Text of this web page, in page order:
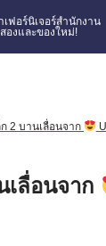
ฟอร์นิเจอร์สำนักงาน
งและของใหม่!
2 บานเลื่อนจาก
เลื่อนจาก